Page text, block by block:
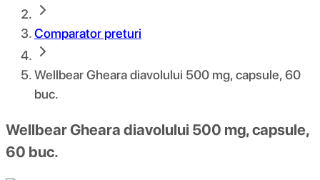
Comparator preturi
Wellbear Gheara diavolului 500 mg, capsule, 60
buc.
Wellbear Gheara diavolului 500 mg, capsule,
60 buc.